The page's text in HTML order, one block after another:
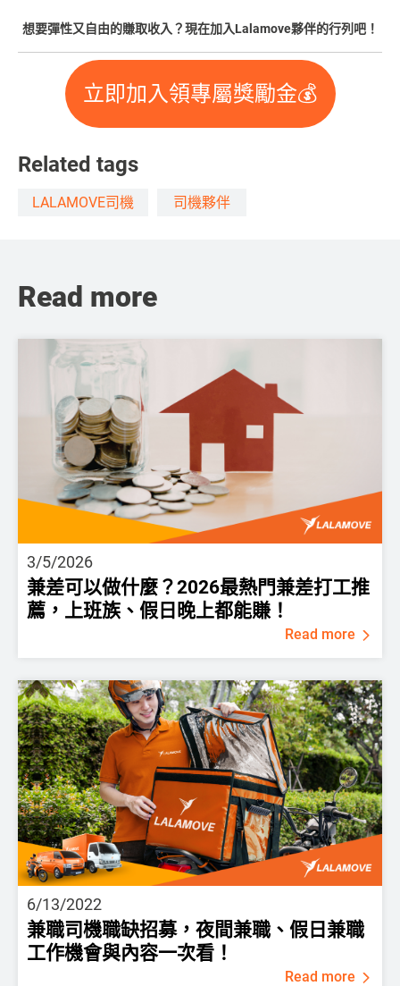
想要彈性又自由的賺取收入？現在加入Lalamove夥伴的行列吧！
立即加入領專屬獎勵金💰
Related tags
LALAMOVE司機 司機夥伴
Read more
3/5/2026
兼差可以做什麼？2026最熱門兼差打工推
薦，上班族、假日晚上都能賺！
Read more
6/13/2022
兼職司機職缺招募，夜間兼職、假日兼職
工作機會與內容一次看！
Read more